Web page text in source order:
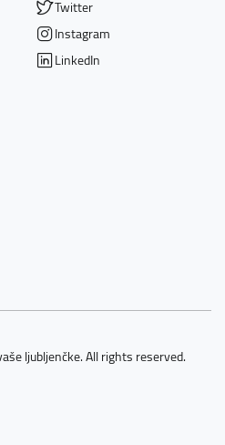
Twitter
Instagram
LinkedIn
ljubljenčke. All rights reserved.